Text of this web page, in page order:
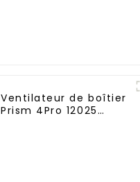
Ventilateur de boîtier
Prism 4Pro 12025